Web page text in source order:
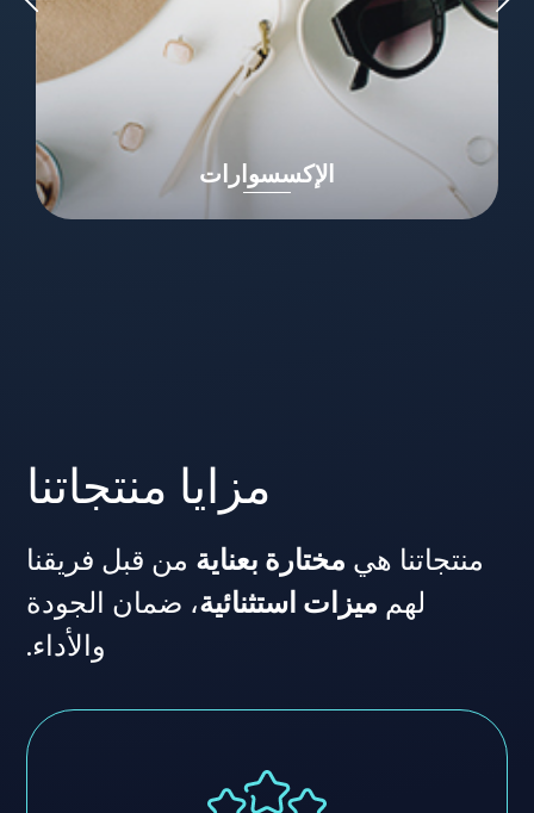
الإكسسوارات
مزايا منتجاتنا
منتجاتنا هي مختارة بعناية من قبل فريقنا
لهم ميزات استثنائية، ضمان الجودة
والأداء.